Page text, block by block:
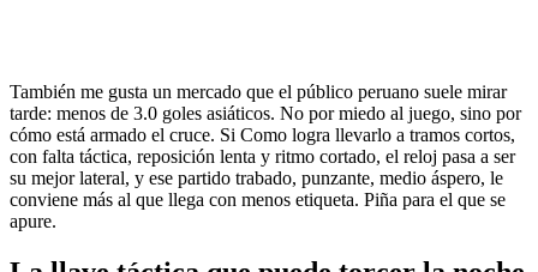
También me gusta un mercado que el público peruano suele mirar
tarde: menos de 3.0 goles asiáticos. No por miedo al juego, sino por
cómo está armado el cruce. Si Como logra llevarlo a tramos cortos,
con falta táctica, reposición lenta y ritmo cortado, el reloj pasa a ser
su mejor lateral, y ese partido trabado, punzante, medio áspero, le
conviene más al que llega con menos etiqueta. Piña para el que se
apure.